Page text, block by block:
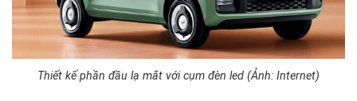
Thiết kế phần đầu lạ mắt với cụm đèn led (Ảnh: Internet)